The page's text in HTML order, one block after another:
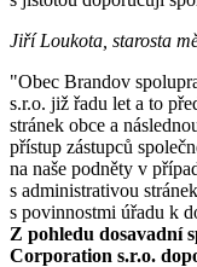
Jiří Loukota, starosta
"Obec Brandov
s.r.o. již řadu let a to
stránek obce a
přístup zástupců
na naše podněty v
s administrativou
s povinnostmi úřadu k
Z pohledu dosavadní
Corporation s.r.o.